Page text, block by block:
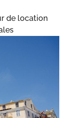
de location